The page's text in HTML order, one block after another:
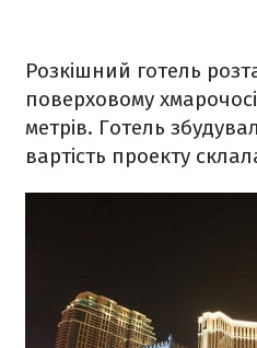
Розкішний готель
поверховому
метрів. Готель
вартість проекту